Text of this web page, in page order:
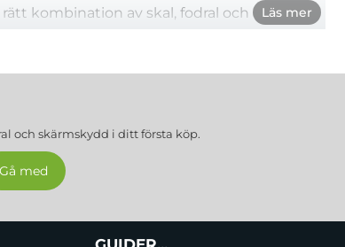
Läs mer
kombination av skal, fodral och
TPU- eller silikonskal följer
Genomskinliga skal låter
säkerställer full
och skärmskydd i ditt första köp.